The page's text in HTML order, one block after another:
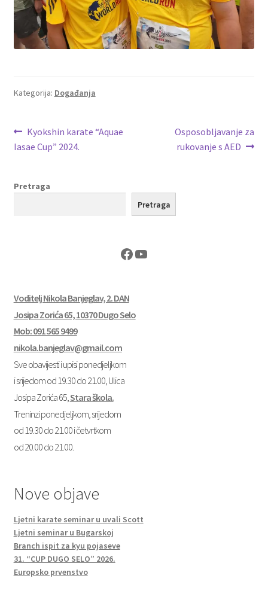
Kategorija: Događanja
Navigacija
objava
Prethodna
objava:
Kyokshin karate “Aquae
Iasae Cup” 2024.
Sljedeća
objava:
Osposobljavanje za
rukovanje s AED
Pretraga
Pretraga
Facebook
YouTube
Voditelj Nikola Banjeglav, 2. DAN
Josipa Zorića 65, 10370 Dugo Selo
Mob: 091 565 9499
nikola.banjeglav@gmail.com
Sve obavijesti i upisi ponedjeljkom
i srijedom od 19.30 do 21.00, Ulica
Josipa Zorića 65, Stara škola.
Treninzi ponedjeljkom, srijedom
od 19.30 do 21.00 i četvrtkom
od 20.00 do 21.00.
Nove objave
Ljetni karate seminar u uvali Scott
Ljetni seminar u Bugarskoj
Branch ispit za kyu pojaseve
31. “CUP DUGO SELO” 2026.
Europsko prvenstvo